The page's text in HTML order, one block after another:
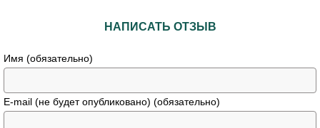
НАПИСАТЬ ОТЗЫВ
Имя (обязательно)
E-mail (не будет опубликовано) (обязательно)